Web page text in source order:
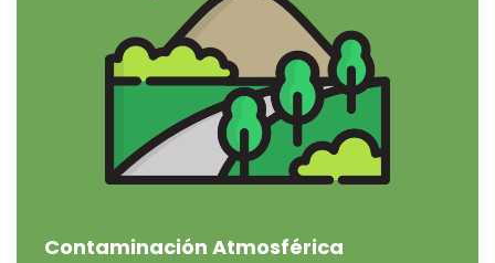
Contaminación Atmosférica